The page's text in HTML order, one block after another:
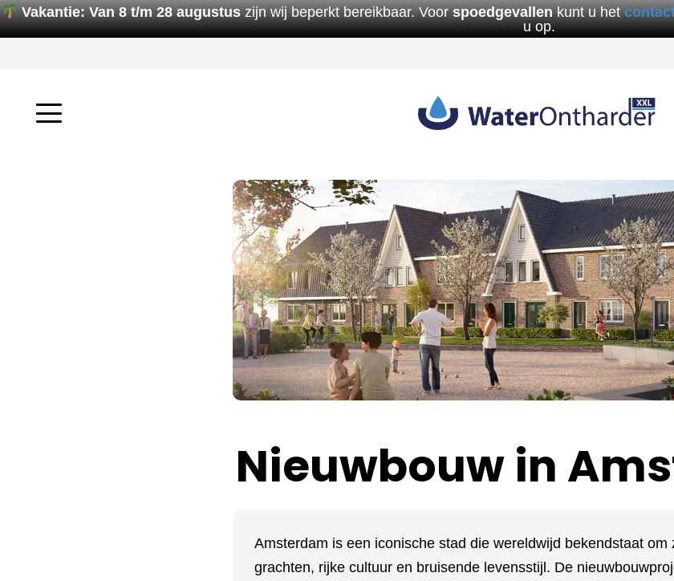
Vakantie: Van 8 t/m 28 augustuszijn wij beperkt bereikbaar. Voorspoedgevallenkunt u het
u op.
Nieuwbouw in
Amsterdam is een iconische stad die wereldwijd bekendstaat om
grachten, rijke cultuur en bruisende levensstijl. De